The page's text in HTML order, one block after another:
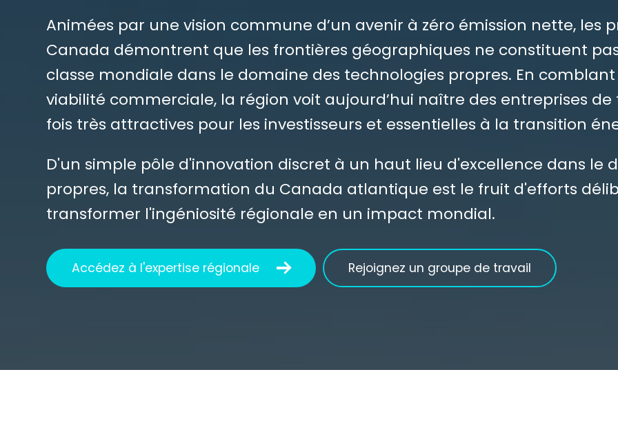
Animées par une vision commune d’un avenir à zéro émission nette, les
Canada démontrent que les frontières géographiques ne constituent
classe mondiale dans le domaine des technologies propres. En
viabilité commerciale, la région voit aujourd’hui naître des entreprises
fois très attractives pour les investisseurs et essentielles à la transition
D'un simple pôle d'innovation discret à un haut lieu d'excellence dans le
propres, la transformation du Canada atlantique est le fruit d'efforts
transformer l'ingéniosité régionale en un impact mondial.
Accédez à l'expertise régionale Rejoignez un groupe de travail